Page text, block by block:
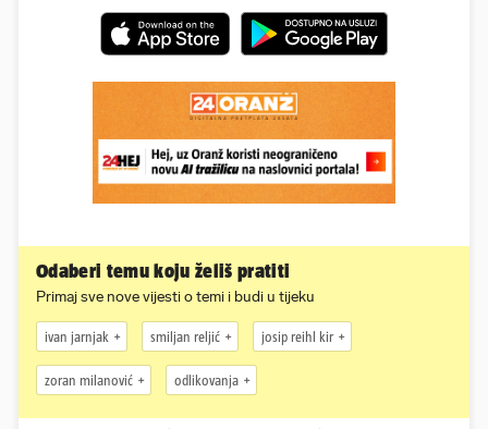
Odaberi temu koju želiš pratiti
Primaj sve nove vijesti o temi i budi u tijeku
ivan jarnjak smiljan reljić josip reihl kir
zoran milanović odlikovanja